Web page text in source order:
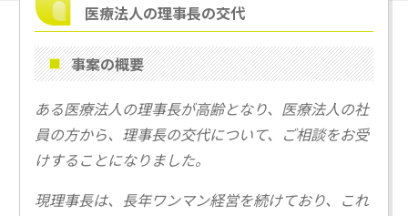
医療法人の理事長の交代
事案の概要
ある医療法人の理事長が高齢となり、医療法人の社
員の方から、理事長の交代について、ご相談をお受
けすることになりました。
現理事長は、長年ワンマン経営を続けており、これ